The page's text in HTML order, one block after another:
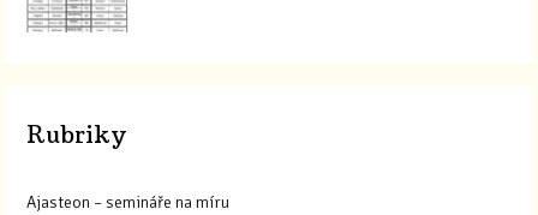
Rubriky
Ajasteon – semináře na míru